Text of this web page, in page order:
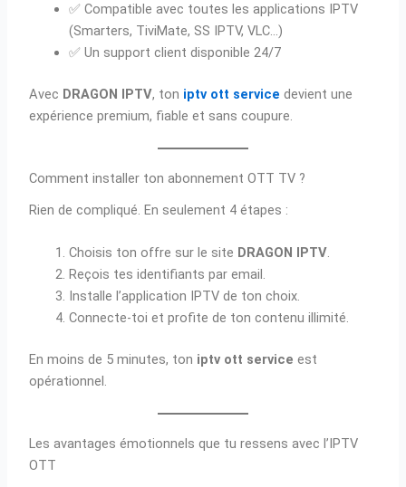
✅ Compatible avec toutes les applications IPTV
(Smarters, TiviMate, SS IPTV, VLC…)
✅ Un support client disponible 24/7
Avec DRAGON IPTV, ton iptv ott service devient une
expérience premium, fiable et sans coupure.
Comment installer ton abonnement OTT TV ?
Rien de compliqué. En seulement 4 étapes :
Choisis ton offre sur le site DRAGON IPTV.
Reçois tes identifiants par email.
Installe l’application IPTV de ton choix.
Connecte-toi et profite de ton contenu illimité.
En moins de 5 minutes, ton iptv ott service est
opérationnel.
Les avantages émotionnels que tu ressens avec l’IPTV
OTT